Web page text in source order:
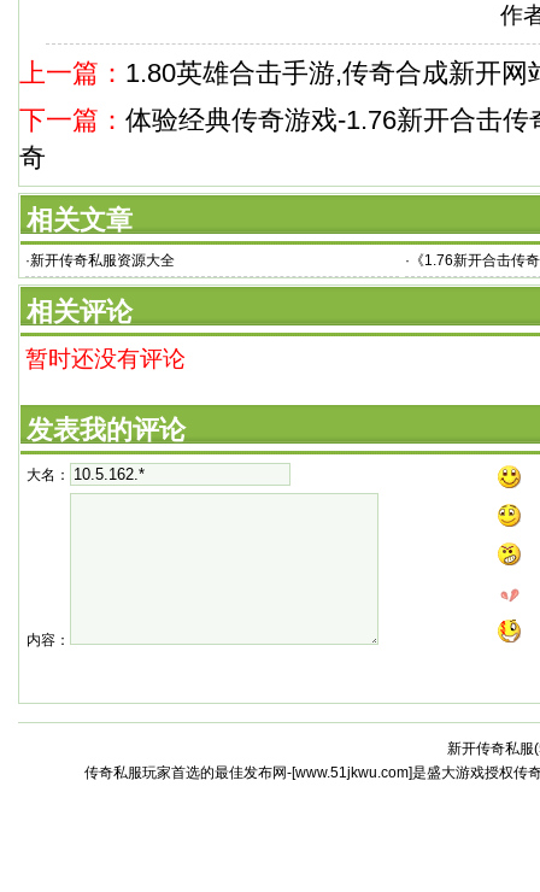
作
上一篇： 1.80英雄合击手游,传奇合成新开网
下一篇： 体验经典传奇游戏-1.76新开合击
奇
相关文章
·新开传奇私服资源大全 · 《1.76新开合击传
新开合击传奇站：
相关评论
暂时还没有评论
发表我的评论
大名：
内容：
新开传奇私服(
传奇私服玩家首选的最佳发布网-[www.51jkwu.com]是盛大游戏授权传